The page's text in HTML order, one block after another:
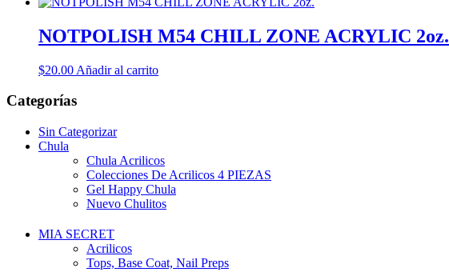
NOTPOLISH M54 CHILL ZONE ACRYLIC 2oz.
$20.00 Añadir al carrito
Categorías
Sin Categorizar
Chula
Chula Acrilicos
Colecciones De Acrilicos 4 PIEZAS
Gel Happy Chula
Nuevo Chulitos
MIA SECRET
Acrilicos
Tops, Base Coat, Nail Preps